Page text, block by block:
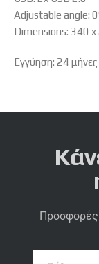
Adjustable angle:
Dimensions: 340
Εγγύηση: 24 μήνες
Προσφορές